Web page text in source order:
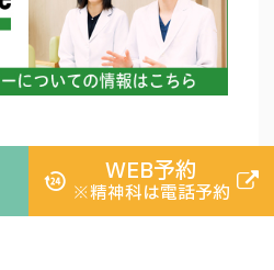
WEB予約
※精神科は電話予約